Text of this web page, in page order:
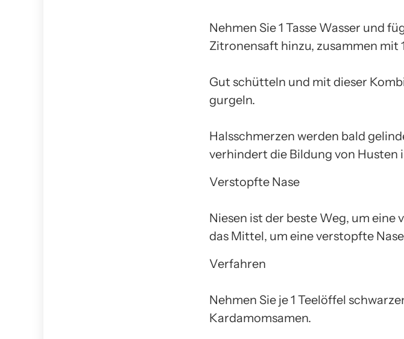
Nehmen Sie 1 Tasse Wasser und
Zitronensaft hinzu, zusammen mit
Gut schütteln und mit dieser
gurgeln.
Halsschmerzen werden bald
verhindert die Bildung von Husten
Verstopfte Nase
Niesen ist der beste Weg, um eine
das Mittel, um eine verstopfte
Verfahren
Nehmen Sie je 1 Teelöffel
Kardamomsamen.